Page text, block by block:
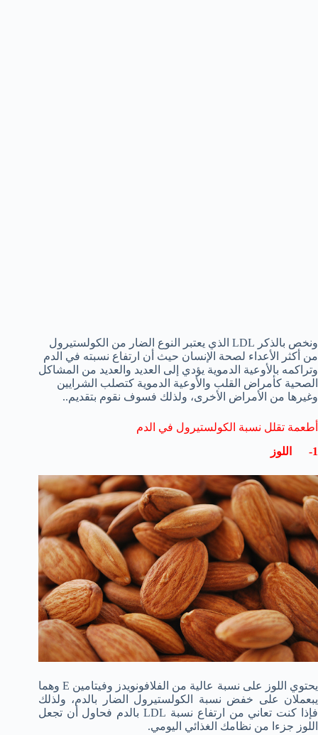
ونخص بالذكر LDL الذي يعتبر النوع الضار من الكولستيرول
من أكثر الأعداء لصحة الإنسان حيث أن ارتفاع نسبته في الدم
وتراكمه بالأوعية الدموية يؤدي إلى العديد والعديد من المشاكل
الصحية كأمراض القلب والأوعية الدموية كتصلب الشرايين
وغيرها من الأمراض الأخرى، ولذلك فسوف نقوم بتقديم..
أطعمة تقلل نسبة الكولستيرول في الدم
1- اللوز
يحتوي اللوز على نسبة عالية من الفلافونويدز وفيتامين E وهما
يبعملان على خفض نسبة الكولستيرول الضار بالدم، ولذلك
فإذا كنت تعاني من ارتفاع نسبة LDL بالدم فحاول أن تجعل
اللوز جزءا من نظامك الغذائي اليومي.